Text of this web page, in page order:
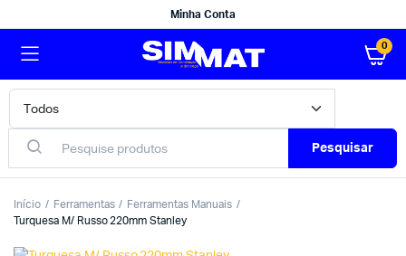
Minha Conta
0
Pesquisar
Início Ferramentas
Ferramentas Manuais
Turquesa M/ Russo 220mm Stanley